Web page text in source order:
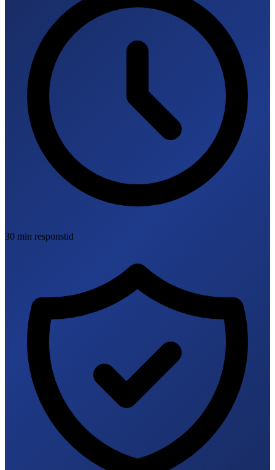
30 min responstid